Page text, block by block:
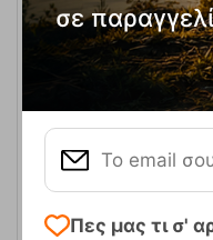
Κωδικός: FRE-12181
σε
Πες μας τι σ'